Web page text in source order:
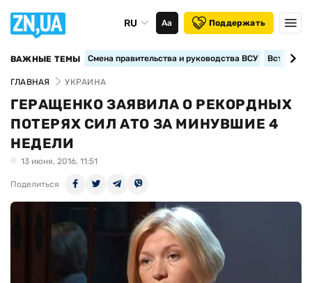
RU Аа Поддержать
ВАЖНЫЕ ТЕМЫ Смена правительства и руководства ВСУ
ГЛАВНАЯ УКРАИНА
ГЕРАЩЕНКО ЗАЯВИЛА О РЕКОРДНЫХ
ПОТЕРЯХ СИЛ АТО ЗА МИНУВШИЕ 4
НЕДЕЛИ
13 июня, 2016, 11:51
Поделиться